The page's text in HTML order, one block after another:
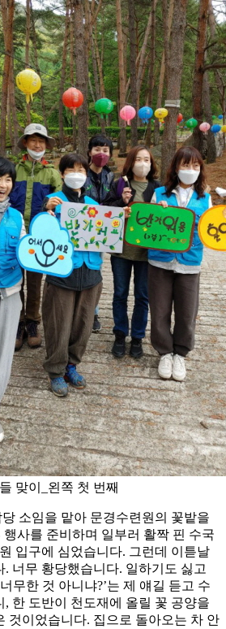
맞이_왼쪽 첫 번째
소임을 맡아 문경수련원의 꽃밭을
사를 준비하며 일부러 활짝 핀 수국
입구에 심었습니다. 그런데 이튿날
. 너무 황당했습니다. 일하기도 싫고
무한 것 아니냐?’는 제 얘길 듣고 수
, 한 도반이 천도재에 올릴 꽃 공양을
것이었습니다. 집으로 돌아오는 차 안